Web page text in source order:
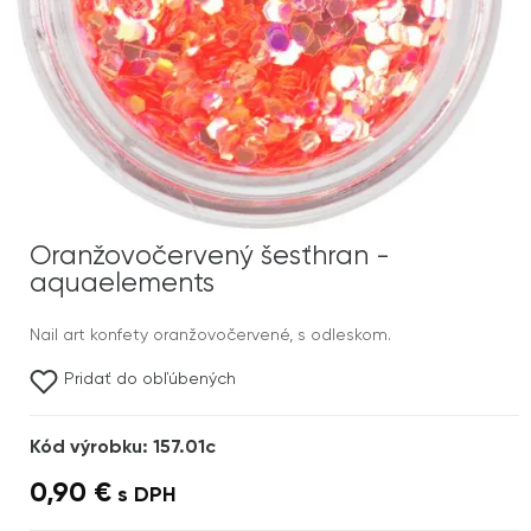
Oranžovočervený šesťhran -
aquaelements
Nail art konfety oranžovočervené, s odleskom.
Pridať do obľúbených
Kód výrobku: 157.01c
0,90 € s DPH